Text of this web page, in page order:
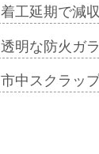
着工延期で減
透明な防火ガ
市中スクラッ